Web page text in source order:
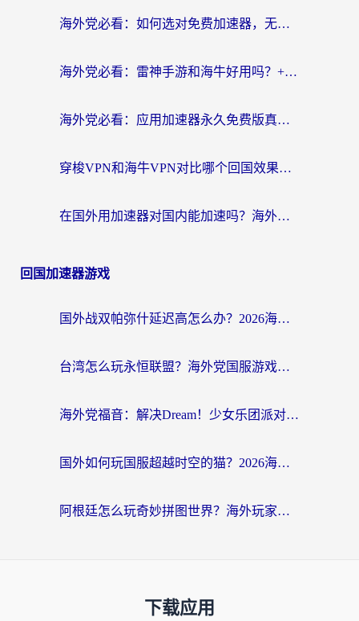
海外党必看：如何选对免费加速器，无缝访问国内资源不踩坑？
海外党必看：雷神手游和海牛好用吗？+3款热门加速器实测对比，附番茄加速器无缝回国指南
海外党必看：应用加速器永久免费版真的存在吗？教你选对回国加速器无缝刷国内资源
穿梭VPN和海牛VPN对比哪个回国效果更好？海外华人亲测3款热门加速器+避坑指南
在国外用加速器对国内能加速吗？海外党亲测有效的无缝访问指南
回国加速器游戏
国外战双帕弥什延迟高怎么办？2026海外畅玩国服游戏终极指南（附实测工具推荐）
台湾怎么玩永恒联盟？海外党国服游戏加速器选择全攻略（附3大热门游戏实测）
海外党福音：解决Dream！少女乐团派对！国外延迟的实用指南，附北美英国游戏加速方案
国外如何玩国服超越时空的猫？2026海外党必看的加速器选择指南
阿根廷怎么玩奇妙拼图世界？海外玩家国服游戏加速全攻略（附帕斯卡契约战舰少女解决方案）
下载应用